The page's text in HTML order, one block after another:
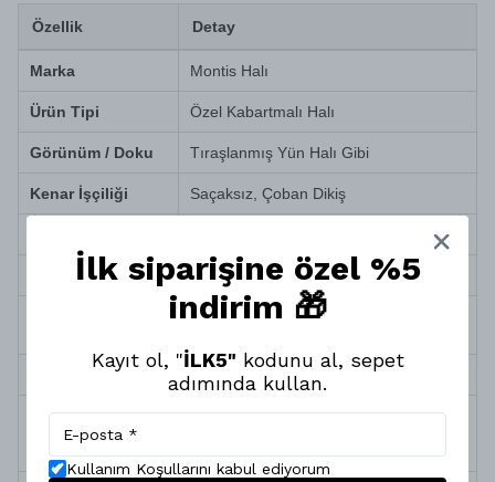
Özellik Detay
Marka Montis Halı
Ürün Tipi Özel Kabartmalı Halı
Görünüm / Doku Tıraşlanmış Yün Halı Gibi
Kenar İşçiliği Saçaksız, Çoban Dikiş
Sağlık ve Alerji Antialerjik (Toz ve tüy yapmaz)
Temizlik ve Bakım Silinerek kolay temizlenir
Üretim Özelliği
Doğa dostu iplik, yüksek/alçak efektli
boyama
İlk siparişine özel %5
indirim 🎁
Kayıt ol, "İLK5" kodunu al, sepet
adımında kullan.
Kullanım Koşullarını kabul ediyorum